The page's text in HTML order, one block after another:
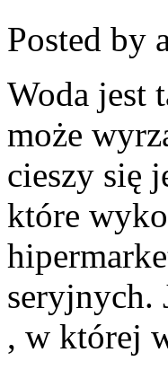
Posted by
Woda jest
może
cieszy się
które
seryjnych.
, w której